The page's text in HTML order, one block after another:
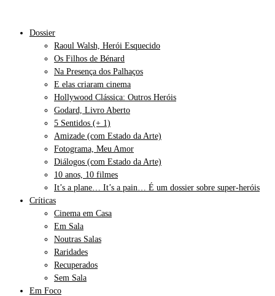
Dossier
Raoul Walsh, Herói Esquecido
Os Filhos de Bénard
Na Presença dos Palhaços
E elas criaram cinema
Hollywood Clássica: Outros Heróis
Godard, Livro Aberto
5 Sentidos (+ 1)
Amizade (com Estado da Arte)
Fotograma, Meu Amor
Diálogos (com Estado da Arte)
10 anos, 10 filmes
It’s a plane… It’s a pain… É um dossier sobre super-heróis
Críticas
Cinema em Casa
Em Sala
Noutras Salas
Raridades
Recuperados
Sem Sala
Em Foco